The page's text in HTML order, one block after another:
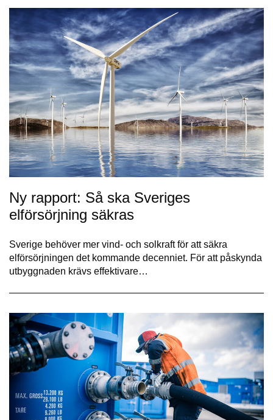
Ny rapport: Så ska Sveriges
elförsörjning säkras
Sverige behöver mer vind- och solkraft för att säkra
elförsörjningen det kommande decenniet. För att påskynda
utbyggnaden krävs effektivare…